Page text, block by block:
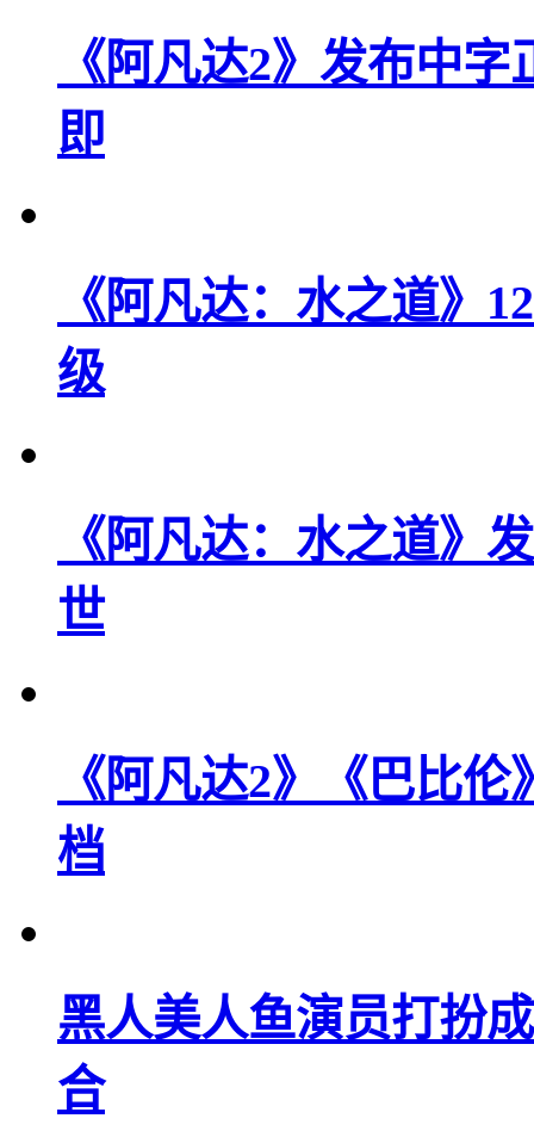
《阿凡达2》发布中
即
《阿凡达：水之道》
级
《阿凡达：水之道》
世
《阿凡达2》《巴比
档
黑人美人鱼演员打扮
合